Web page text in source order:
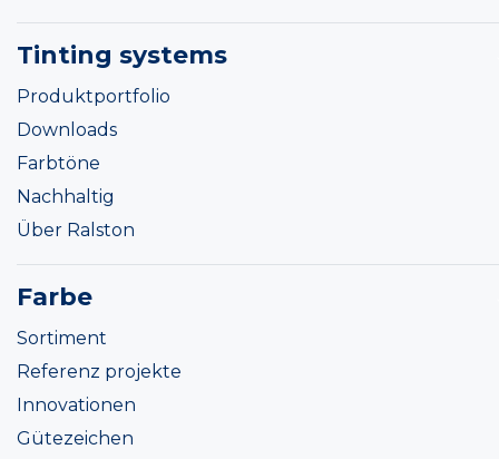
Tinting systems
Produktportfolio
Downloads
Farbtöne
Nachhaltig
Über Ralston
Farbe
Sortiment
Referenz projekte
Innovationen
Gütezeichen